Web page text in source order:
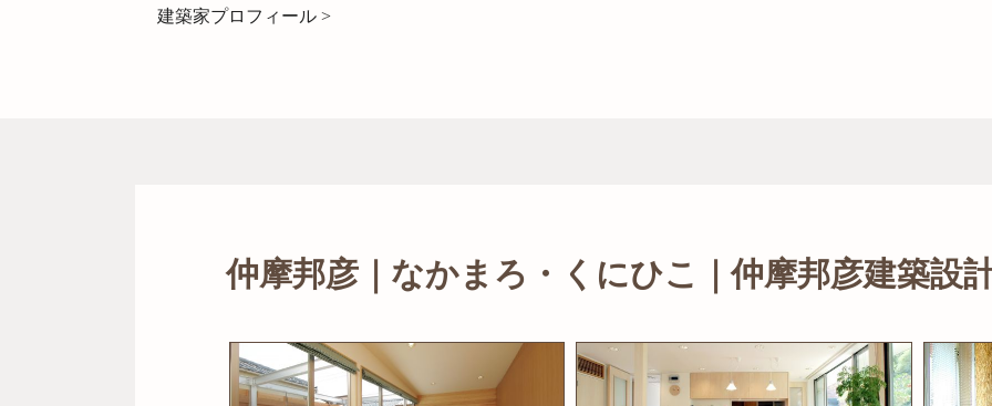
建築家プロフィール >
仲摩邦彦｜なかまろ・くにひこ｜仲摩邦彦建築設